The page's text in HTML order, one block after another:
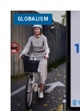
GLOBALISM